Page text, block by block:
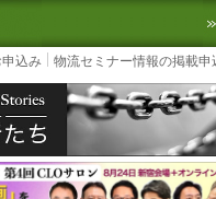
ニュースサイト
3PL, SCMなど国内
込み 物流セミナー情報の掲載申